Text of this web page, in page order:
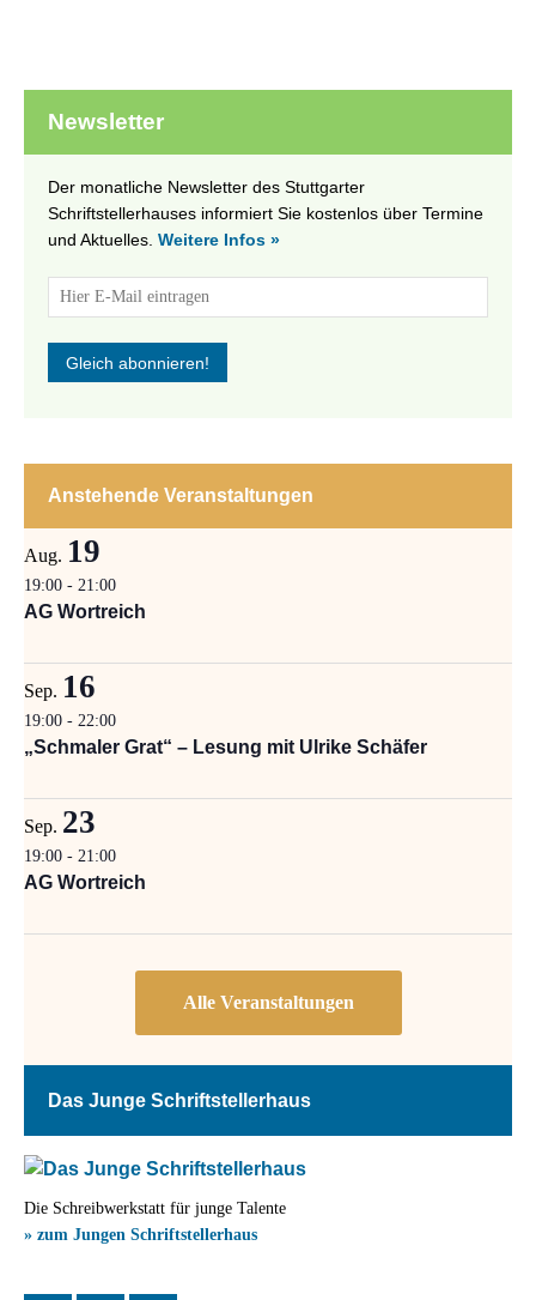
Newsletter
Der monatliche Newsletter des Stuttgarter
Schriftstellerhauses informiert Sie kostenlos über Termine
und Aktuelles. Weitere Infos »
Anstehende Veranstaltungen
Aug. 19
19:00 - 21:00
AG Wortreich
Sep. 16
19:00 - 22:00
„Schmaler Grat“ – Lesung mit Ulrike Schäfer
Sep. 23
19:00 - 21:00
AG Wortreich
Das Junge Schriftstellerhaus
Die Schreibwerkstatt für junge Talente
» zum Jungen Schriftstellerhaus